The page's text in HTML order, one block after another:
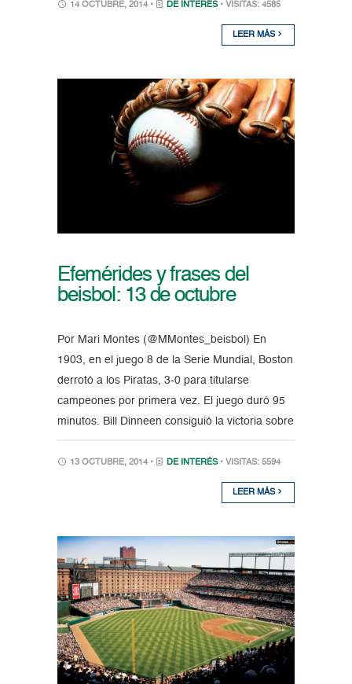
14 OCTUBRE, 2014 • DE INTERÉS • VISITAS: 4585
LEER MÁS
Efemérides y frases del
beisbol: 13 de octubre
Por Mari Montes (@MMontes_beisbol) En
1903, en el juego 8 de la Serie Mundial, Boston
derrotó a los Piratas, 3-0 para titularse
campeones por primera vez. El juego duró 95
minutos. Bill Dinneen consiguió la victoria sobre
13 OCTUBRE, 2014 • DE INTERÉS • VISITAS: 5594
LEER MÁS